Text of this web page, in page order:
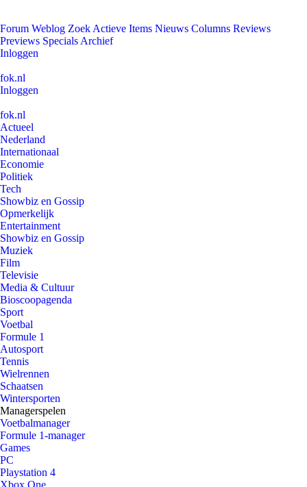
Forum Weblog Zoek Actieve Items Nieuws Columns Reviews
Previews Specials Archief
Inloggen
fok.nl
Inloggen
fok.nl
Actueel
Nederland
Internationaal
Economie
Politiek
Tech
Showbiz en Gossip
Opmerkelijk
Entertainment
Showbiz en Gossip
Muziek
Film
Televisie
Media & Cultuur
Bioscoopagenda
Sport
Voetbal
Formule 1
Autosport
Tennis
Wielrennen
Schaatsen
Wintersporten
Managerspelen
Voetbalmanager
Formule 1-manager
Games
PC
Playstation 4
Xbox One